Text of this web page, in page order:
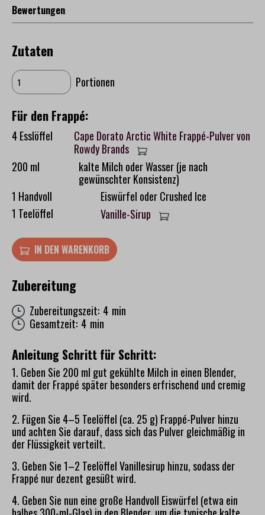
Bewertungen
Zutaten
Portionen
Für den Frappé:
4 Esslöffel
Cape Dorato Arctic White Frappé-Pulver von
Rowdy Brands
200 ml
kalte Milch oder Wasser (je nach
gewünschter Konsistenz)
1 Handvoll
Eiswürfel oder Crushed Ice
1 Teelöffel
Vanille-Sirup
IN DEN WARENKORB
Zubereitung
Zubereitungszeit: 4 min
Gesamtzeit: 4 min
Anleitung Schritt für Schritt:
1. Geben Sie 200 ml gut gekühlte Milch in einen Blender,
damit der Frappé später besonders erfrischend und cremig
wird.
2. Fügen Sie 4–5 Teelöffel (ca. 25 g) Frappé-Pulver hinzu
und achten Sie darauf, dass sich das Pulver gleichmäßig in
der Flüssigkeit verteilt.
3. Geben Sie 1–2 Teelöffel Vanillesirup hinzu, sodass der
Frappé nur dezent gesüßt wird.
4. Geben Sie nun eine große Handvoll Eiswürfel (etwa ein